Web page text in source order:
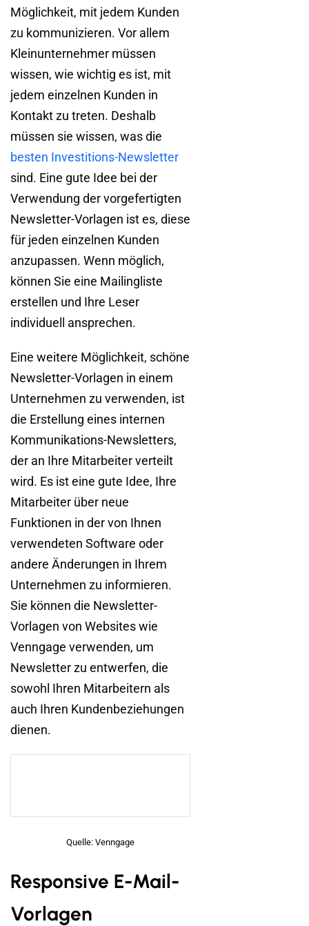
Möglichkeit, mit jedem Kunden
zu kommunizieren. Vor allem
Kleinunternehmer müssen
wissen, wie wichtig es ist, mit
jedem einzelnen Kunden in
Kontakt zu treten. Deshalb
müssen sie wissen, was die
besten Investitions-Newsletter
sind. Eine gute Idee bei der
Verwendung der vorgefertigten
Newsletter-Vorlagen ist es, diese
für jeden einzelnen Kunden
anzupassen. Wenn möglich,
können Sie eine Mailingliste
erstellen und Ihre Leser
individuell ansprechen.
Eine weitere Möglichkeit, schöne
Newsletter-Vorlagen in einem
Unternehmen zu verwenden, ist
die Erstellung eines internen
Kommunikations-Newsletters,
der an Ihre Mitarbeiter verteilt
wird. Es ist eine gute Idee, Ihre
Mitarbeiter über neue
Funktionen in der von Ihnen
verwendeten Software oder
andere Änderungen in Ihrem
Unternehmen zu informieren.
Sie können die Newsletter-
Vorlagen von Websites wie
Venngage verwenden, um
Newsletter zu entwerfen, die
sowohl Ihren Mitarbeitern als
auch Ihren Kundenbeziehungen
dienen.
Quelle: Venngage
Responsive E-Mail-
Vorlagen